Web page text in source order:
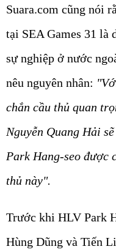
Suara.com cũng nói
tại SEA Games 31 là
sự nghiệp ở nước
nêu nguyên nhân:
chắn cầu thủ quan
Nguyễn Quang Hải
Park Hang-seo được
thủ này".
Trước khi HLV Park
Hùng Dũng và Tiến